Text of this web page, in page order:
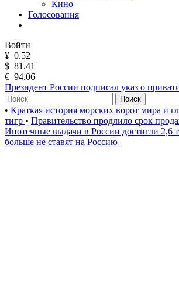
Кино
Голосования
Войти
¥ 0.52
$ 81.41
€ 94.06
Президент России подписал указ о
Поиск
• Краткая история морских ворот мира и
тигр • Правительство продлило срок
Ипотечные выдачи в России достигли 2,6
больше не ставят на Россию